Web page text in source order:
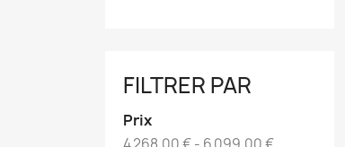
FILTRER PAR
Prix